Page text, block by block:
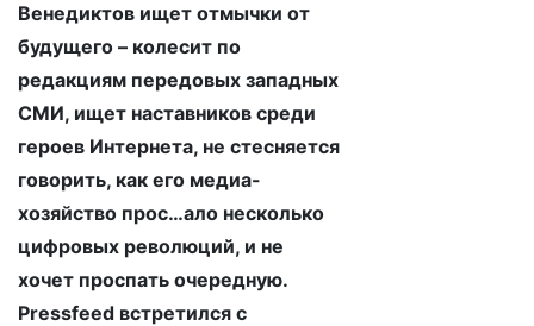
Венедиктов ищет отмычки от
будущего – колесит по
редакциям передовых западных
СМИ, ищет наставников среди
героев Интернета, не стесняется
говорить, как его медиа-
хозяйство прос…ало несколько
цифровых революций, и не
хочет проспать очередную.
Pressfeed встретился с